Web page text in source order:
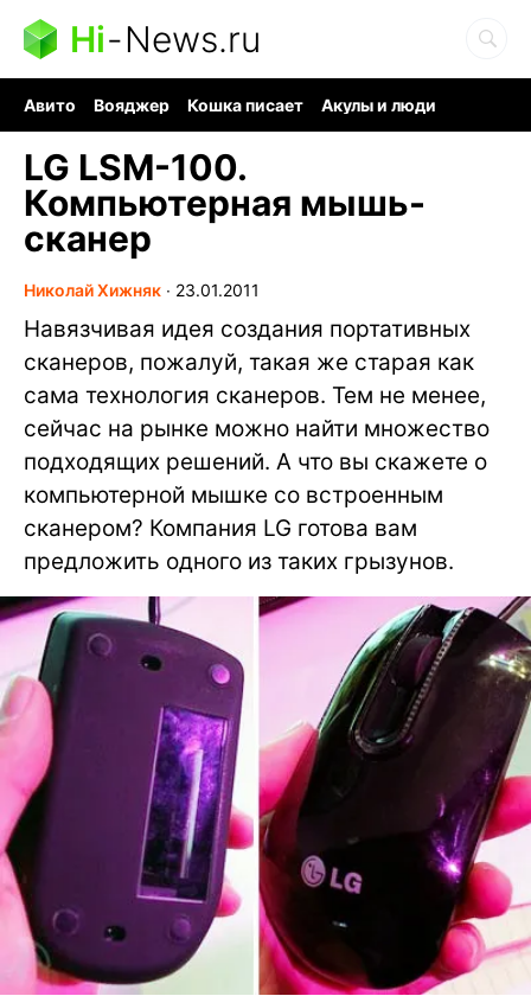
Hi-News.ru
Авито Вояджер Кошка писает
Акулы и люди
LG LSM-100.
Компьютерная мышь-
сканер
Николай Хижняк ∙ 23.01.2011
Навязчивая идея создания портативных
сканеров, пожалуй, такая же старая как
сама технология сканеров. Тем не менее,
сейчас на рынке можно найти множество
подходящих решений. А что вы скажете о
компьютерной мышке со встроенным
сканером? Компания LG готова вам
предложить одного из таких грызунов.